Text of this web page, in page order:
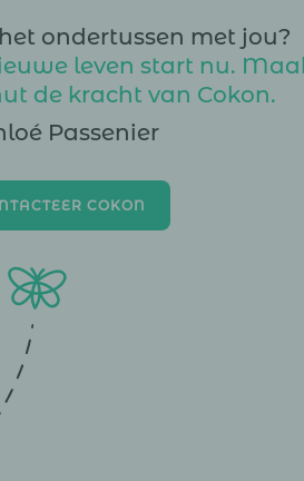
ondertussen met jou?
leven start nu.
de kracht van Cokon.
Passenier
COKON